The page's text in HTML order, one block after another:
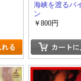
海峡を渡るバ
ン
￥800円